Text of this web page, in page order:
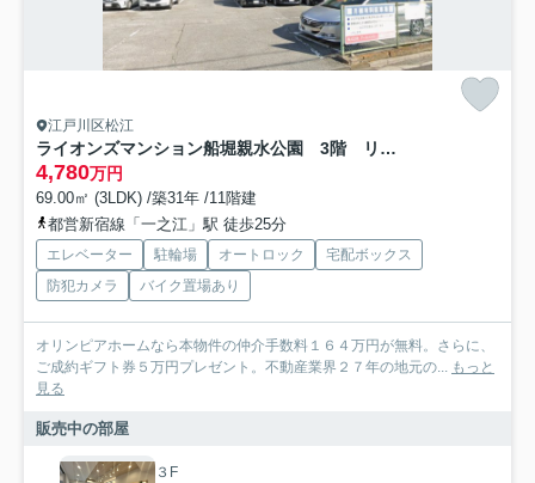
江戸川区松江
ライオンズマンション船堀親水公園 3階 リ ノベーション済
4,780万円
69.00㎡ (3LDK) /築31年 /11階建
都営新宿線「一之江」駅 徒歩25分
エレベーター 駐輪場 オートロック
宅配ボックス
防犯カメラ
バイク置場あり
オリンピアホームなら本物件の仲介手数料１６４万円が無料。さらに、
ご成約ギフト券５万円プレゼント。不動産業界２７年の地元の... もっと
見る
販売中の部屋
３F